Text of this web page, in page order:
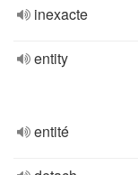
inexacte
entity
entité